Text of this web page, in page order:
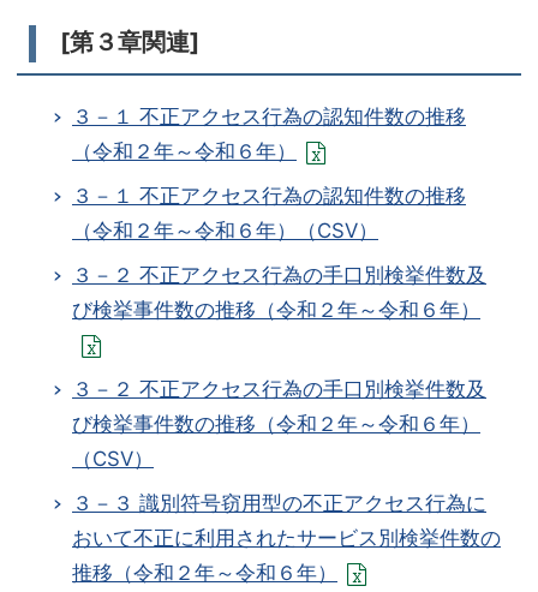
[第３章関連]
３－１ 不正アクセス行為の認知件数の推移
（令和２年～令和６年）
３－１ 不正アクセス行為の認知件数の推移
（令和２年～令和６年）（CSV）
３－２ 不正アクセス行為の手口別検挙件数及
び検挙事件数の推移（令和２年～令和６年）
３－２ 不正アクセス行為の手口別検挙件数及
び検挙事件数の推移（令和２年～令和６年）
（CSV）
３－３ 識別符号窃用型の不正アクセス行為に
おいて不正に利用されたサービス別検挙件数の
推移（令和２年～令和６年）